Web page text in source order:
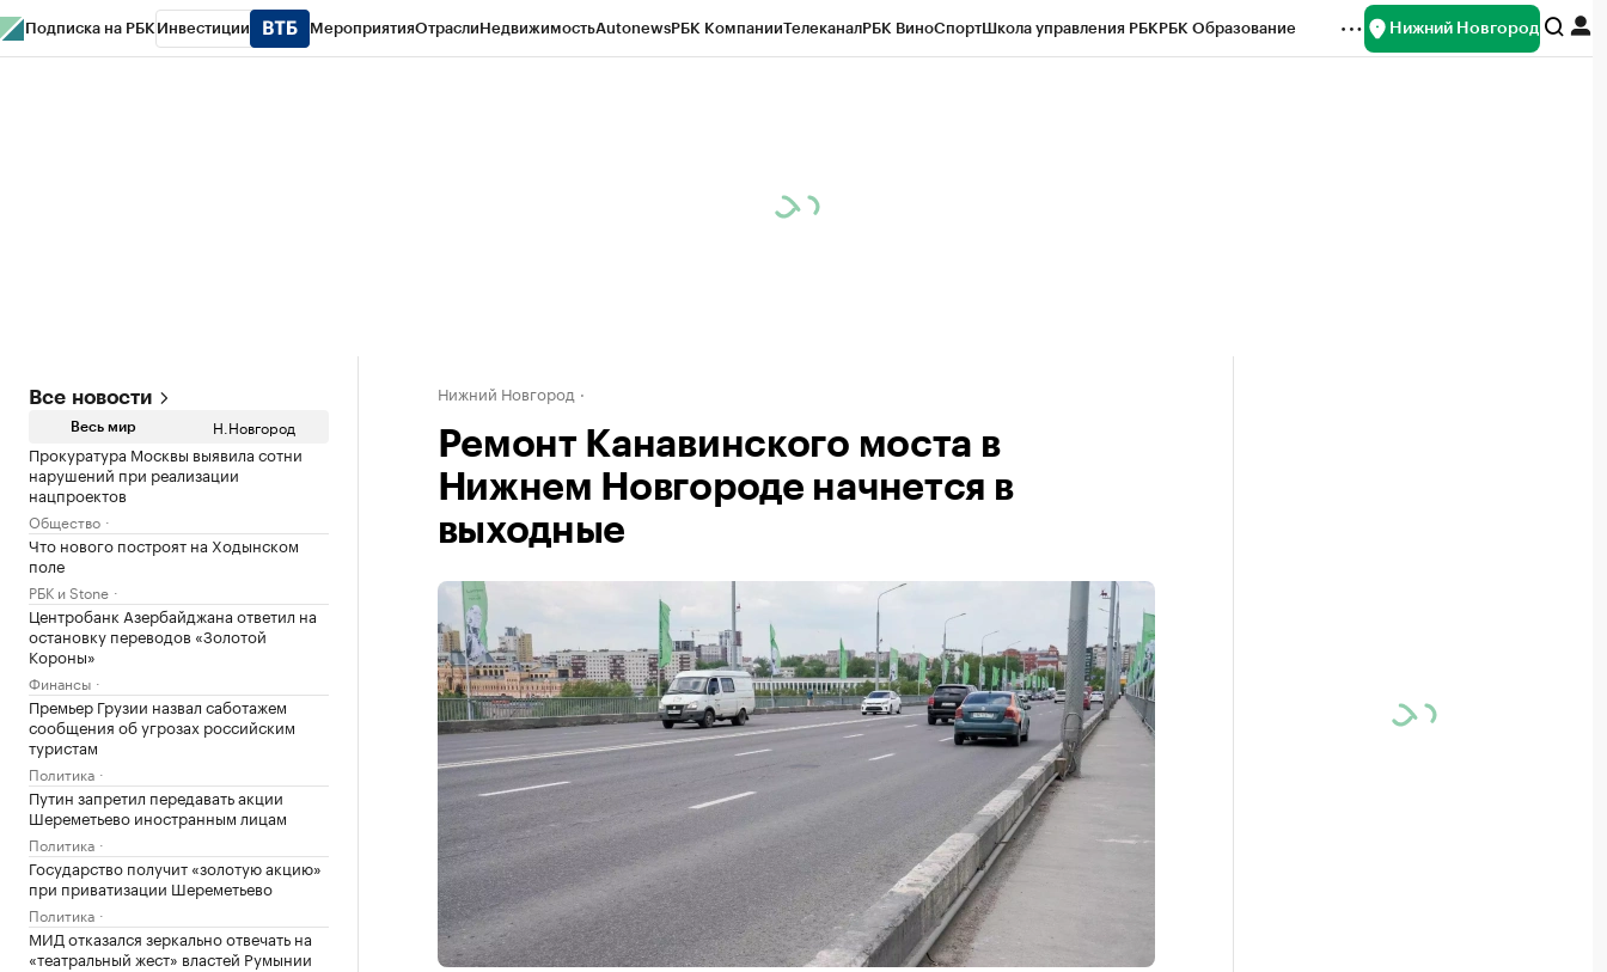
Подписка на РБК Инвестиции МероприятияОтраслиНедвижимостьAutonewsРБК КомпанииТелеканалРБК ВиноСпортШкола управления РБКРБК Образование Нижний Новгород
Все новости
Весь мир Н.Новгород
Прокуратура Москвы выявила сотни
нарушений при реализации
нацпроектов
Общество
Что нового построят на Ходынском
поле
РБК и Stone
Центробанк Азербайджана ответил на
остановку переводов «Золотой
Короны»
Финансы
Премьер Грузии назвал саботажем
сообщения об угрозах российским
туристам
Политика
Путин запретил передавать акции
Шереметьево иностранным лицам
Политика
Государство получит «золотую акцию»
при приватизации Шереметьево
Политика
МИД отказался зеркально отвечать на
«театральный жест» властей Румынии
Нижний Новгород
Ремонт Канавинского моста в
Нижнем Новгороде начнется в
выходные